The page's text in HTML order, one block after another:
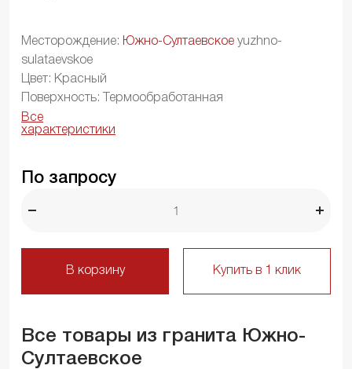
Месторождение: Южно-Султаевское yuzhno-
sulataevskoe
Цвет: Красный
Поверхность: Термообработанная
Все
характеристики
По запросу
В корзину Купить в 1 клик
Все товары из гранита Южно-
Султаевское